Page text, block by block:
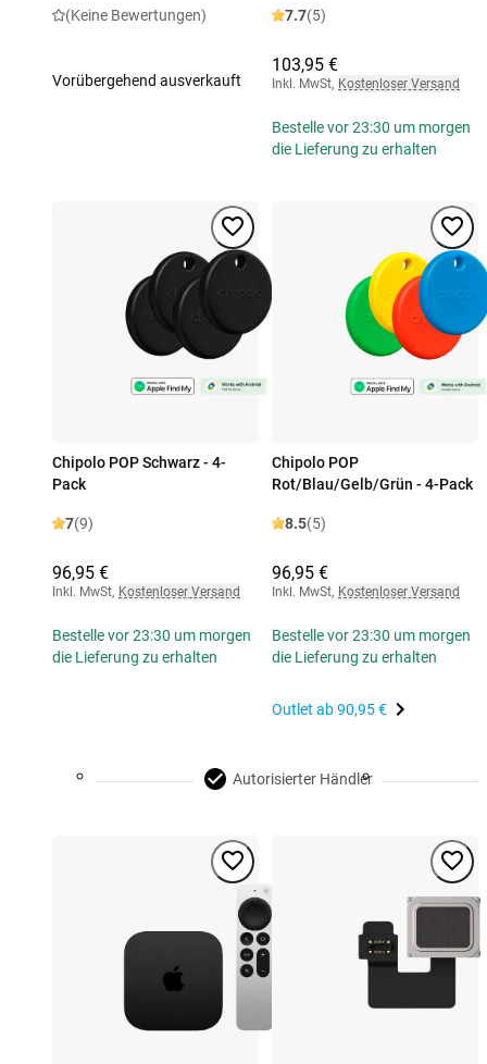
(Keine Bewertungen)
Vorübergehend ausverkauft
7.7(5)
103,95 €
Inkl. MwSt, Kostenloser Versand
Bestelle vor 23:30 um morgen
die Lieferung zu erhalten
Chipolo POP Schwarz - 4-
Pack
7(9)
96,95 €
Inkl. MwSt, Kostenloser Versand
Bestelle vor 23:30 um morgen
die Lieferung zu erhalten
Chipolo POP
Rot/Blau/Gelb/Grün - 4-Pack
8.5(5)
96,95 €
Inkl. MwSt, Kostenloser Versand
Bestelle vor 23:30 um morgen
die Lieferung zu erhalten
Outlet ab90,95 €
Autorisierter Händler